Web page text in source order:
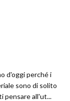
d'oggi perché i
sono di solito
pensare all'ut...